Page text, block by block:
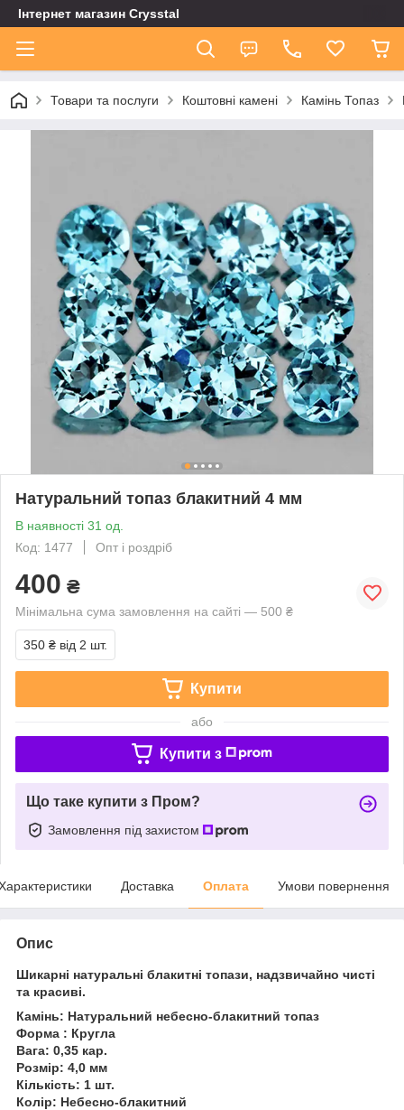
Інтернет магазин Сrysstal
Товари та послуги Коштовні камені Камінь Топаз
Натуральний топаз блакитний 4 мм
В наявності 31 од.
Код: 1477
Опт і роздріб
400 ₴
Мінімальна сума замовлення на сайті — 500 ₴
350 ₴ від 2 шт.
Купити
або
Купити з
Що таке купити з Пром?
Замовлення під захистом
Доставка Оплата Умови повернення
Опис
Шикарні натуральні блакитні топази, надзвичайно чисті
та красиві.
Камінь: Натуральний небесно-блакитний топаз
Форма : Кругла
Вага: 0,35 кар.
Розмір: 4,0 мм
Кількість: 1 шт.
Колір: Небесно-блакитний